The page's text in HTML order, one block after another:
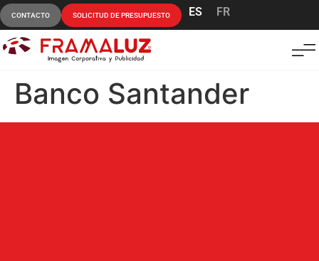
CONTACTO SOLICITUD DE PRESUPUESTO ES FR
Banco Santander